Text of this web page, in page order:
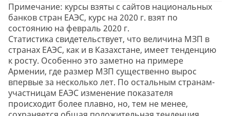
Примечание: курсы взяты с сайтов национальных
банков стран ЕАЭС, курс на 2020 г. взят по
состоянию на февраль 2020 г.
Статистика свидетельствует, что величина МЗП в
странах ЕАЭС, как и в Казахстане, имеет тенденцию
к росту. Особенно это заметно на примере
Армении, где размер МЗП существенно вырос
впервые за несколько лет. По остальным странам-
участницам ЕАЭС изменение показателя
происходит более плавно, но, тем не менее,